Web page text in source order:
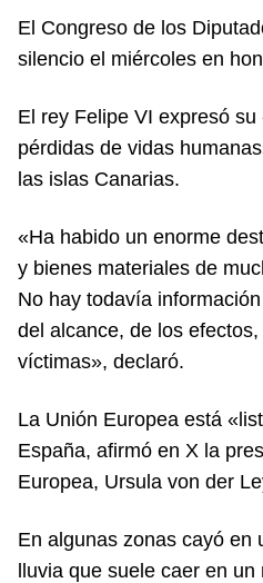
El Congreso de los
silencio el miércoles en
El rey Felipe VI expresó
pérdidas de vidas
las islas Canarias.
«Ha habido un enorme
y bienes materiales de
No hay todavía
del alcance, de los
víctimas», declaró.
La Unión Europea está
España, afirmó en X la
Europea, Ursula von der
En algunas zonas cayó en
lluvia que suele caer en